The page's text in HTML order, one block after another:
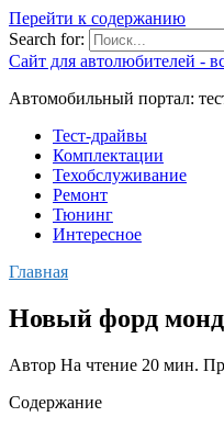
Перейти к содержанию
Search for:
Сайт для автолюбителей -
Автомобильный портал:
Тест-драйвы
Комплектации
Техобслуживание
Ремонт
Тюнинг
Интересное
Главная
Новый форд
Автор На чтение 20 мин.
Содержание